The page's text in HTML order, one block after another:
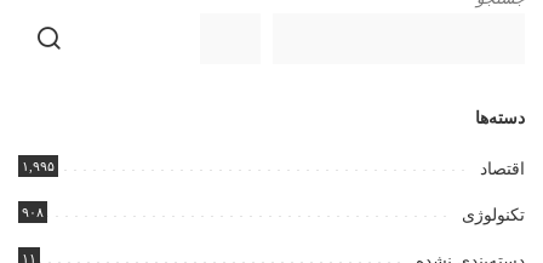
دسته‌ها
اقتصاد ۱,۹۹۵
تکنولوژی ۹۰۸
۱۱